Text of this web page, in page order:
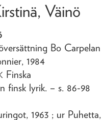
Väinö
Bo Carpelan
1984
Finska
finsk lyrik. – s. 86-98
1963 ; ur Puhetta,